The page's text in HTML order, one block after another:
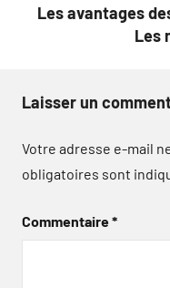
Les avantages
Les
Laisser un
Votre adresse e-mail
obligatoires sont
Commentaire*